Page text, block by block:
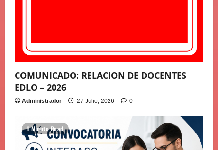
COMUNICADO: RELACION DE DOCENTES
EDLO – 2026
Administrador 27 Julio, 2026 0
1 Minute Read